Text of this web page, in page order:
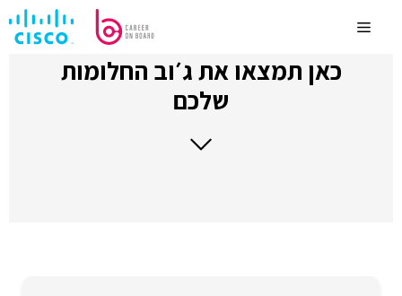
לתוכןMenu
כאן תמצאו את ג׳וב החלומות
שלכם